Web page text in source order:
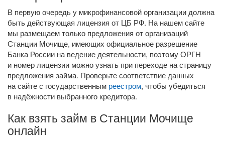
В первую очередь у микрофинансовой организации должна
быть действующая лицензия от ЦБ РФ. На нашем сайте
мы размещаем только предложения от организаций
Станции Мочище, имеющих официальное разрешение
Банка России на ведение деятельности, поэтому ОРГН
и номер лицензии можно узнать при переходе на страницу
предложения займа. Проверьте соответствие данных
на сайте с государственным реестром, чтобы убедиться
в надёжности выбранного кредитора.
Как взять займ в Станции Мочище
онлайн